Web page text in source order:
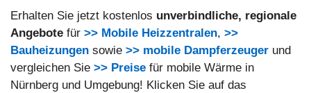
Erhalten Sie jetzt kostenlos unverbindliche, regionale
Angebote für >> Mobile Heizzentralen, >>
Bauheizungen sowie >> mobile Dampferzeuger und
vergleichen Sie >> Preise für mobile Wärme in
Nürnberg und Umgebung! Klicken Sie auf das